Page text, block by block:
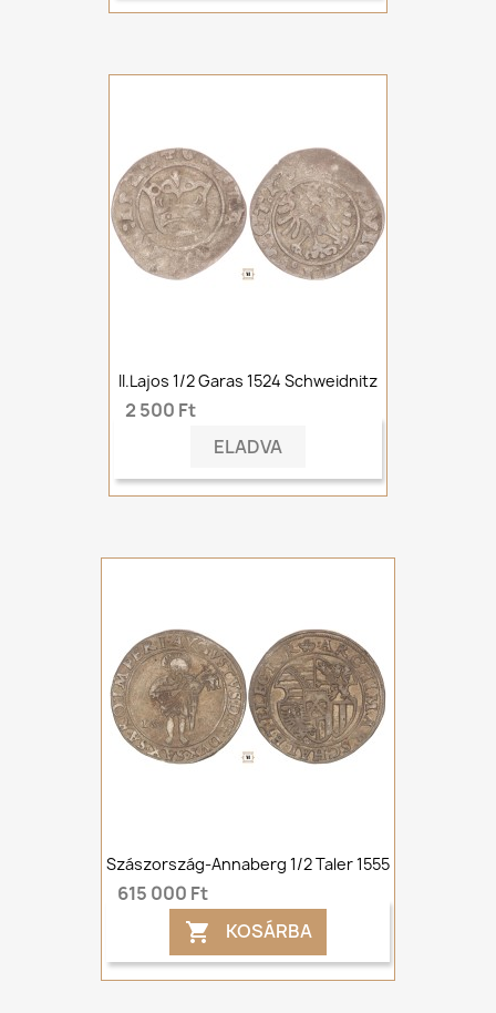
II.Lajos 1/2 Garas 1524 Schweidnitz
2 500 Ft
ELADVA
Szászország-Annaberg 1/2 Taler 1555
615 000 Ft
 KOSÁRBA